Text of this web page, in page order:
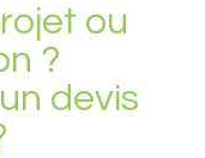
ou
?
devis